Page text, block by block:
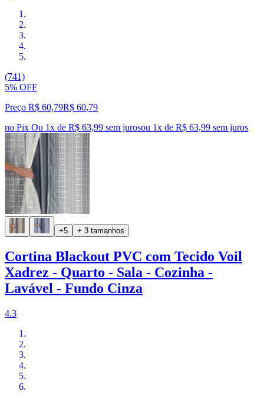
(741)
5% OFF
Preço R$ 60,79R$ 60,79
no Pix Ou 1x de R$ 63,99 sem jurosou 1x de R$ 63,99 sem juros
+5 + 3 tamanhos
Cortina Blackout PVC com Tecido Voil
Xadrez - Quarto - Sala - Cozinha -
Lavável - Fundo Cinza
4.3